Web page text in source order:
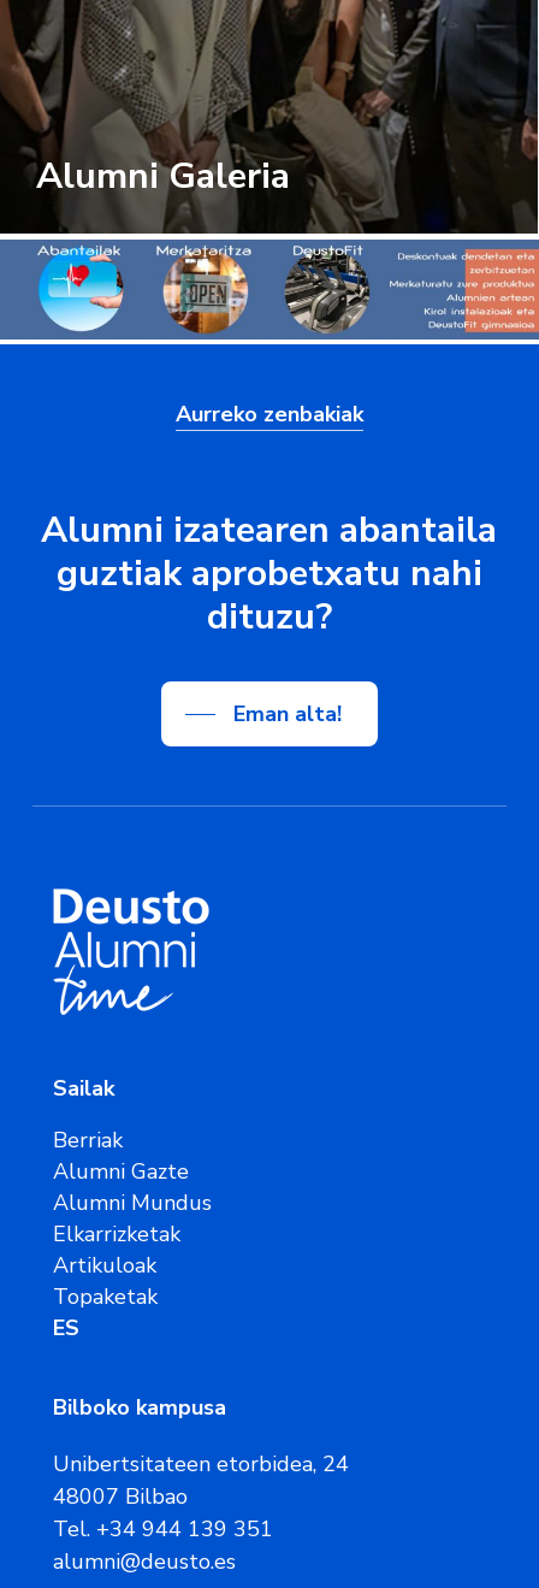
Alumni Galeria
Aurreko zenbakiak
Alumni izatearen abantaila
guztiak aprobetxatu nahi
dituzu?
Eman alta!
Sailak
Berriak
Alumni Gazte
Alumni Mundus
Elkarrizketak
Artikuloak
Topaketak
ES
Bilboko kampusa
Unibertsitateen etorbidea, 24
48007 Bilbao
Tel. +34 944 139 351
alumni@deusto.es